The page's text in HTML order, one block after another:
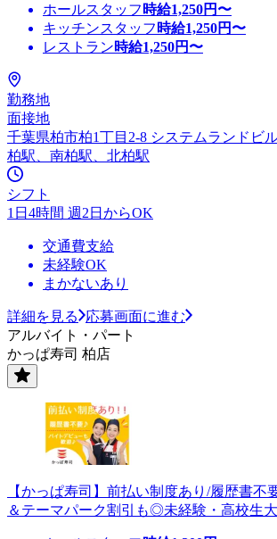
ホールスタッフ 時給1,250円〜
キッチンスタッフ 時給1,250円〜
レストラン時給1,250円〜
勤務地
面接地
千葉県柏市柏1丁目2-8 システムランドビ
柏駅、南柏駅、北柏駅
シフト
1日4時間 週2日からOK
交通費支給
未経験OK
まかないあり
詳細を見る
応募画面に進む
アルバイト・パート
かっぱ寿司 柏店
【かっぱ寿司】前払い制度あり/履歴書不
＆テーマパーク割引も◎未経験・高校生大